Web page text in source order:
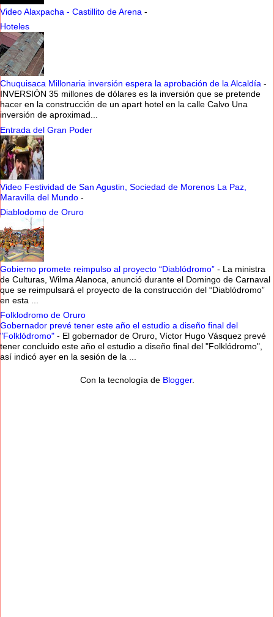
Video Alaxpacha - Castillito de Arena -
Hoteles
Chuquisaca Millonaria inversión espera la aprobación de la Alcaldía -
INVERSIÓN 35 millones de dólares es la inversión que se pretende
hacer en la construcción de un apart hotel en la calle Calvo Una
inversión de aproximad...
Entrada del Gran Poder
Video Festividad de San Agustin, Sociedad de Morenos La Paz,
Maravilla del Mundo -
Diablodomo de Oruro
Gobierno promete reimpulso al proyecto “Diablódromo” - La ministra
de Culturas, Wilma Alanoca, anunció durante el Domingo de Carnaval
que se reimpulsará el proyecto de la construcción del “Diablódromo”
en esta ...
Folklodromo de Oruro
Gobernador prevé tener este año el estudio a diseño final del
"Folklódromo" - El gobernador de Oruro, Víctor Hugo Vásquez prevé
tener concluido este año el estudio a diseño final del "Folklódromo",
así indicó ayer en la sesión de la ...
Con la tecnología de Blogger.